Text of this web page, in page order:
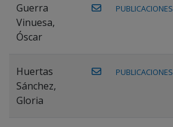
Guerra
Vinuesa,
Óscar
PUBLICACIONES
Huertas
Sánchez,
Gloria
PUBLICACIONES